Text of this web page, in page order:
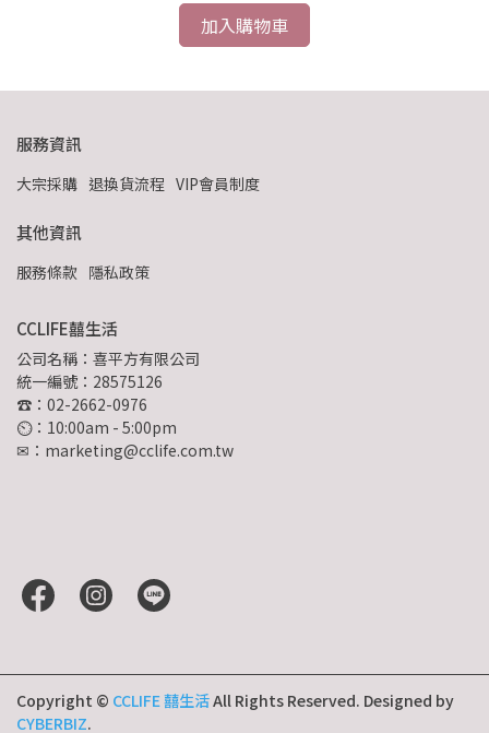
加入購物車
服務資訊
大宗採購 退換貨流程 VIP會員制度
其他資訊
服務條款 隱私政策
CCLIFE囍生活
公司名稱：喜平方有限公司
統一編號：28575126
☎：02-2662-0976
⏲︎：10:00am - 5:00pm
✉：marketing@cclife.com.tw
Copyright © CCLIFE 囍生活All Rights Reserved. Designed by
CYBERBIZ.